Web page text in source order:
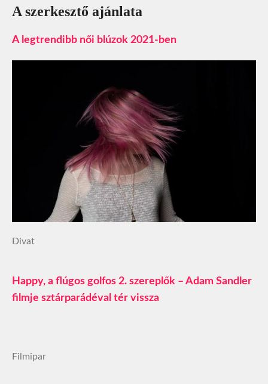
A szerkesztő ajánlata
A legtrendibb női blúzok 2021-ben
Divat
Happy, a flúgos golfos 2. szereplők – Adam Sandler
filmje sztárparádéval tér vissza
Filmipar